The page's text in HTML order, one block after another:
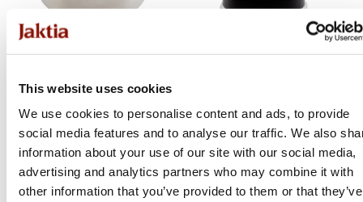
This website uses cookies
We use cookies to personalise content and ads, to provide
social media features and to analyse our traffic. We also
information about your use of our site with our social media,
advertising and analytics partners who may combine it with
other information that you’ve provided to them or that they’ve
Termos &
299 kr
Online: I lager
299 kr
Online: I lager